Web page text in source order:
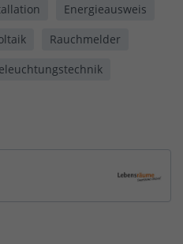
Energieausweis
Rauchmelder